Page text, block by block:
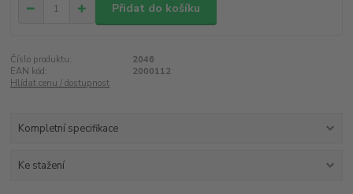
Přidat do košíku
Číslo produktu:
2046
EAN kód:
2000112
Hlídat cenu / dostupnost
Kompletní specifikace
Ke stažení